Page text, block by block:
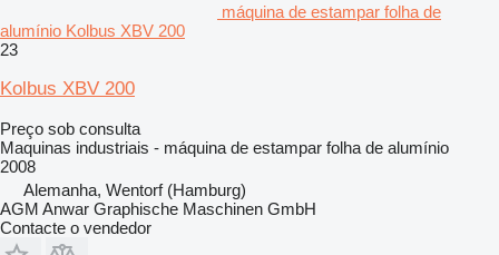
máquina de estampar folha de
alumínio Kolbus XBV 200
23
Kolbus XBV 200
Preço sob consulta
Maquinas industriais - máquina de estampar folha de alumínio
2008
Alemanha, Wentorf (Hamburg)
AGM Anwar Graphische Maschinen GmbH
Contacte o vendedor